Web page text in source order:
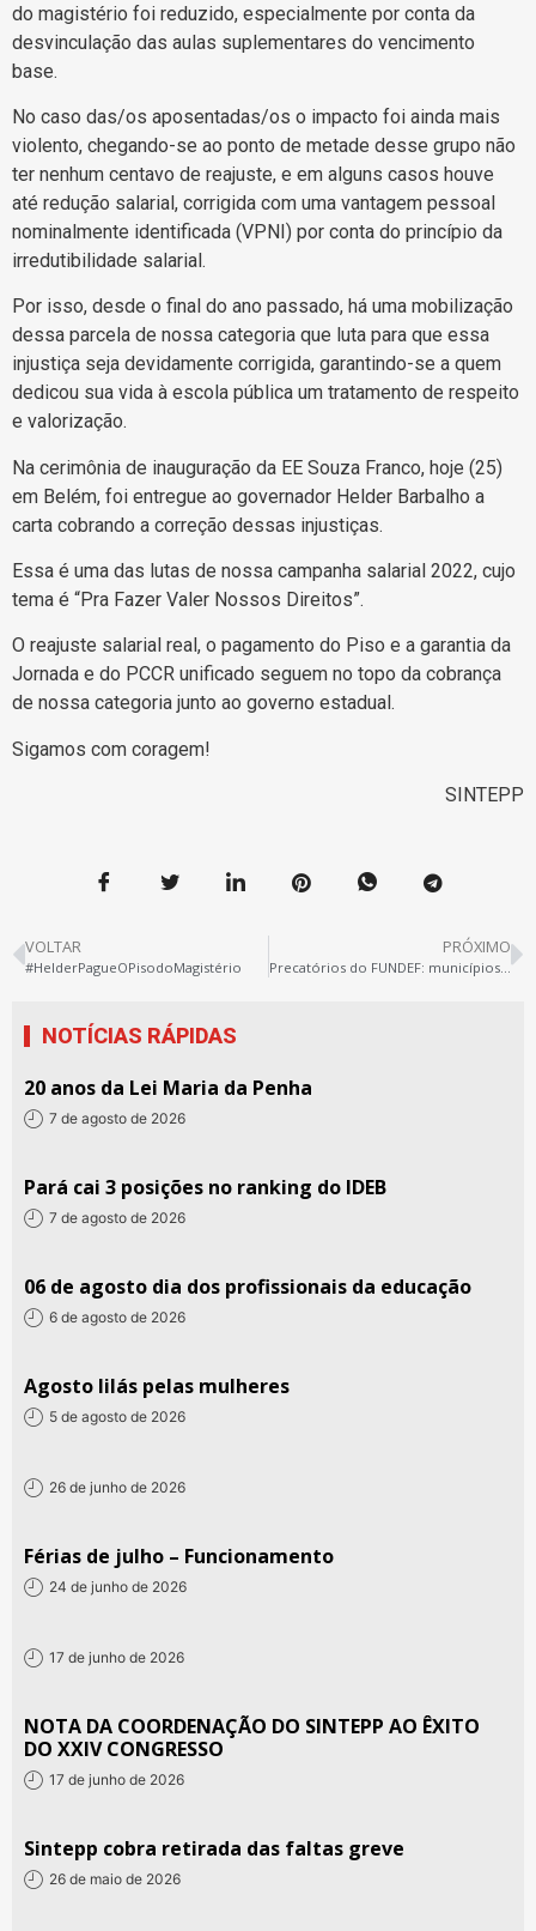
do magistério foi reduzido, especialmente por conta da
desvinculação das aulas suplementares do vencimento
base.
No caso das/os aposentadas/os o impacto foi ainda mais
violento, chegando-se ao ponto de metade desse grupo não
ter nenhum centavo de reajuste, e em alguns casos houve
até redução salarial, corrigida com uma vantagem pessoal
nominalmente identificada (VPNI) por conta do princípio da
irredutibilidade salarial.
Por isso, desde o final do ano passado, há uma mobilização
dessa parcela de nossa categoria que luta para que essa
injustiça seja devidamente corrigida, garantindo-se a quem
dedicou sua vida à escola pública um tratamento de respeito
e valorização.
Na cerimônia de inauguração da EE Souza Franco, hoje (25)
em Belém, foi entregue ao governador Helder Barbalho a
carta cobrando a correção dessas injustiças.
Essa é uma das lutas de nossa campanha salarial 2022, cujo
tema é “Pra Fazer Valer Nossos Direitos”.
O reajuste salarial real, o pagamento do Piso e a garantia da
Jornada e do PCCR unificado seguem no topo da cobrança
de nossa categoria junto ao governo estadual.
Sigamos com coragem!
SINTEPP
VOLTAR
#HelderPagueOPisodoMagistério
PRÓXIMO
Precatórios do FUNDEF: municípios a serem contemplados em 2022
NOTÍCIAS RÁPIDAS
20 anos da Lei Maria da Penha
7 de agosto de 2026
Pará cai 3 posições no ranking do IDEB
7 de agosto de 2026
06 de agosto dia dos profissionais da educação
6 de agosto de 2026
Agosto lilás pelas mulheres
5 de agosto de 2026
26 de junho de 2026
Férias de julho – Funcionamento
24 de junho de 2026
17 de junho de 2026
NOTA DA COORDENAÇÃO DO SINTEPP AO ÊXITO
DO XXIV CONGRESSO
17 de junho de 2026
Sintepp cobra retirada das faltas greve
26 de maio de 2026